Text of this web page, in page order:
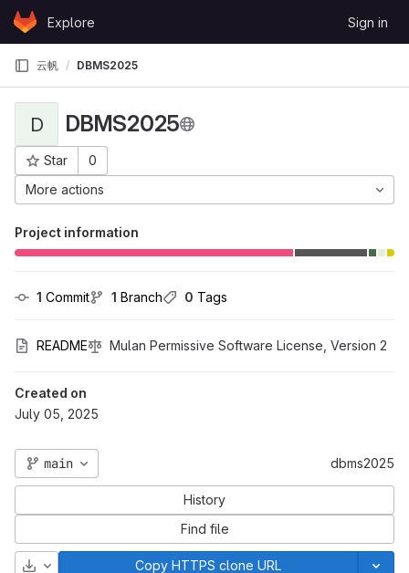
Skip to content
GitLabExplore Sign in
云帆 DBMS2025
D DBMS2025
Star
0
Project ID: 31861
More actions
Project information
1 Commit 1 Branch 0 Tags
README Mulan Permissive Software License, Version 2
Created on
July 05, 2025
main dbms2025
History
Find file
Download Copy HTTPS clone URL